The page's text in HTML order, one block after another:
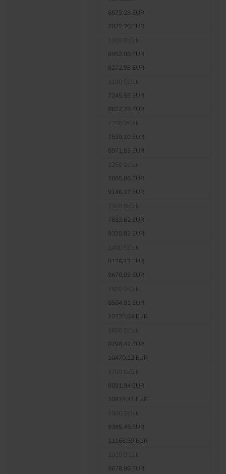
6573,28 EUR
7822,20 EUR
6952,08 EUR
8272,98 EUR
7245,59 EUR
8622,25 EUR
7539,10 EUR
8971,53 EUR
7685,86 EUR
9146,17 EUR
7832,62 EUR
9320,82 EUR
8126,13 EUR
9670,09 EUR
8504,91 EUR
10120,84 EUR
8798,42 EUR
10470,12 EUR
9091,94 EUR
10819,41 EUR
9385,45 EUR
11168,69 EUR
9678,96 EUR